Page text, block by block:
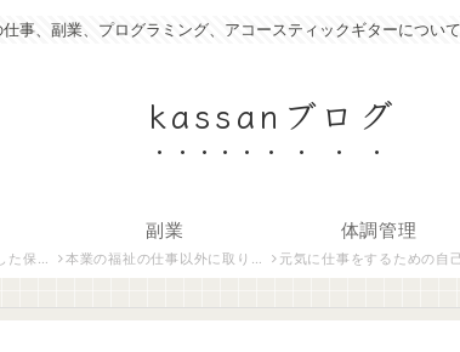
仕事、副業、プログラミング、アコースティックギターについ
kassanブログ
紹介します。
副業
本業の福祉の仕事以外に取り組んでいる仕事について紹介します。
体調管理
元気に仕事をするための自己管理術について説明します